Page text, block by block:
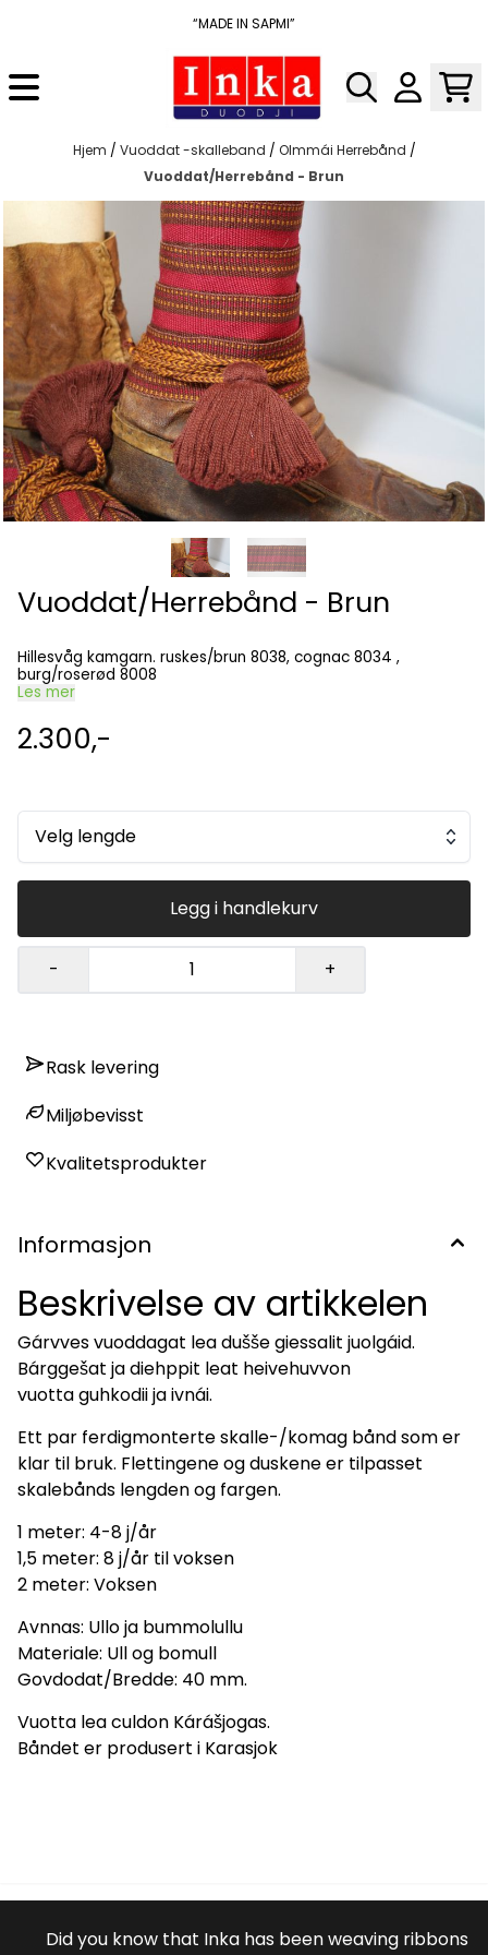
“MADE IN SAPMI”
Hjem / Vuoddat -skalleband / Olmmái Herrebånd /
Vuoddat/Herrebånd - Brun
Vuoddat/Herrebånd - Brun
Hillesvåg kamgarn. ruskes/brun 8038, cognac 8034 ,
burg/roserød 8008
Les mer
2.300,-
Velg lengde
Legg i handlekurv
- +
Rask levering
Miljøbevisst
Kvalitetsprodukter
Informasjon
Beskrivelse av artikkelen
Gárvves vuoddagat lea dušše giessalit juolgáid.
Bárggešat ja diehppit leat heivehuvvon
vuotta guhkodii ja ivnái.
Ett par ferdigmonterte skalle-/komag bånd som er
klar til bruk. Flettingene og duskene er tilpasset
skalebånds lengden og fargen.
1 meter: 4-8 j/år
1,5 meter: 8 j/år til voksen
2 meter: Voksen
Avnnas: Ullo ja bummolullu
Materiale: Ull og bomull
Govdodat/Bredde: 40 mm.
Vuotta lea culdon Kárášjogas.
Båndet er produsert i Karasjok
Did you know that Inka has been weaving ribbons